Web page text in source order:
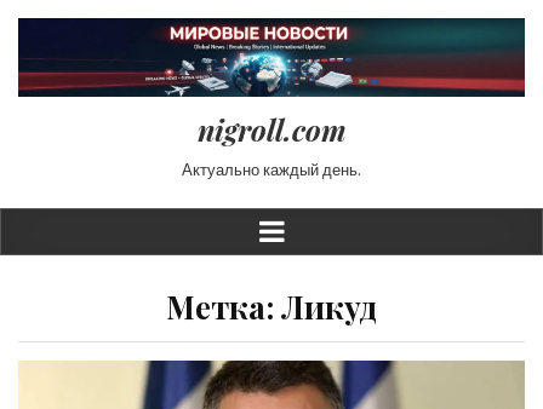
nigroll.com
Актуально каждый день.
Метка: Ликуд